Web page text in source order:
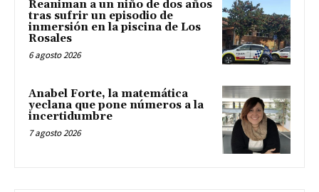
Reaniman a un niño de dos años
tras sufrir un episodio de
inmersión en la piscina de Los
Rosales
6 agosto 2026
Anabel Forte, la matemática
yeclana que pone números a la
incertidumbre
7 agosto 2026